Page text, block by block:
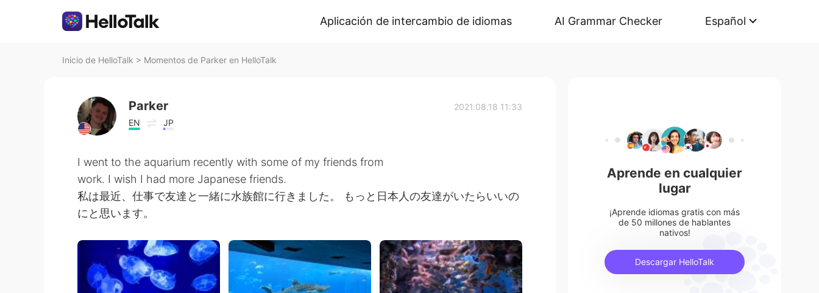
Aplicación de intercambio de idiomas AI Grammar Checker Español
Inicio de HelloTalk > Momentos de Parker en HelloTalk
Parker
EN JP
2021.08.18 11:33
I went to the aquarium recently with some of my friends from
work. I wish I had more Japanese friends.
私は最近、仕事で友達と一緒に水族館に行きました。 もっと日本人の友達がいたらいいの
にと思います。
Aprende en cualquier
lugar
¡Aprende idiomas gratis con más
de 50 millones de hablantes
nativos!
Descargar HelloTalk